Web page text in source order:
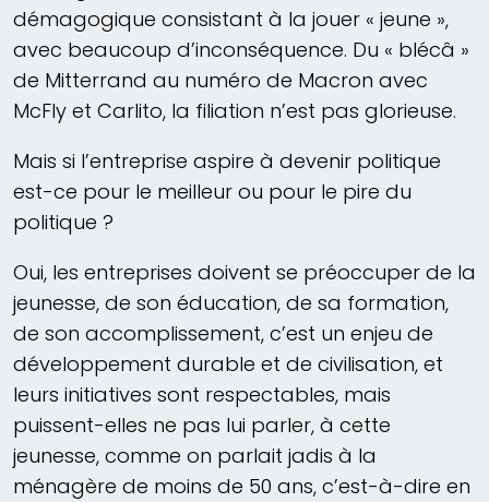
démagogique consistant à la jouer « jeune »,
avec beaucoup d’inconséquence. Du « blécâ »
de Mitterrand au numéro de Macron avec
McFly et Carlito, la filiation n’est pas glorieuse.
Mais si l’entreprise aspire à devenir politique
est-ce pour le meilleur ou pour le pire du
politique ?
Oui, les entreprises doivent se préoccuper de la
jeunesse, de son éducation, de sa formation,
de son accomplissement, c’est un enjeu de
développement durable et de civilisation, et
leurs initiatives sont respectables, mais
puissent-elles ne pas lui parler, à cette
jeunesse, comme on parlait jadis à la
ménagère de moins de 50 ans, c’est-à-dire en